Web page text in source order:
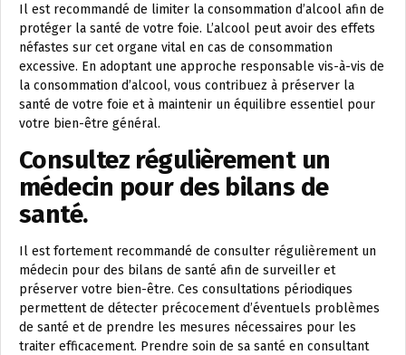
Il est recommandé de limiter la consommation d’alcool afin de
protéger la santé de votre foie. L’alcool peut avoir des effets
néfastes sur cet organe vital en cas de consommation
excessive. En adoptant une approche responsable vis-à-vis de
la consommation d’alcool, vous contribuez à préserver la
santé de votre foie et à maintenir un équilibre essentiel pour
votre bien-être général.
Consultez régulièrement un
médecin pour des bilans de
santé.
Il est fortement recommandé de consulter régulièrement un
médecin pour des bilans de santé afin de surveiller et
préserver votre bien-être. Ces consultations périodiques
permettent de détecter précocement d’éventuels problèmes
de santé et de prendre les mesures nécessaires pour les
traiter efficacement. Prendre soin de sa santé en consultant